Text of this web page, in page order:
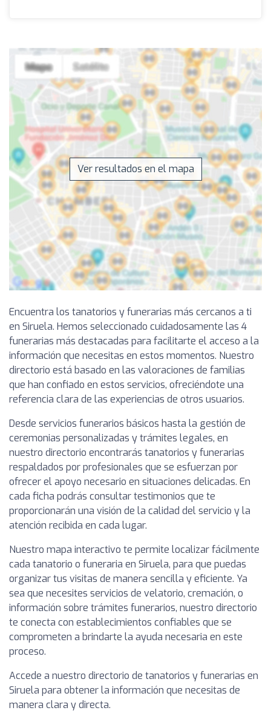
Ver resultados en el mapa
Encuentra los tanatorios y funerarias más cercanos a ti
en Siruela. Hemos seleccionado cuidadosamente las 4
funerarias más destacadas para facilitarte el acceso a la
información que necesitas en estos momentos. Nuestro
directorio está basado en las valoraciones de familias
que han confiado en estos servicios, ofreciéndote una
referencia clara de las experiencias de otros usuarios.
Desde servicios funerarios básicos hasta la gestión de
ceremonias personalizadas y trámites legales, en
nuestro directorio encontrarás tanatorios y funerarias
respaldados por profesionales que se esfuerzan por
ofrecer el apoyo necesario en situaciones delicadas. En
cada ficha podrás consultar testimonios que te
proporcionarán una visión de la calidad del servicio y la
atención recibida en cada lugar.
Nuestro mapa interactivo te permite localizar fácilmente
cada tanatorio o funeraria en Siruela, para que puedas
organizar tus visitas de manera sencilla y eficiente. Ya
sea que necesites servicios de velatorio, cremación, o
información sobre trámites funerarios, nuestro directorio
te conecta con establecimientos confiables que se
comprometen a brindarte la ayuda necesaria en este
proceso.
Accede a nuestro directorio de tanatorios y funerarias en
Siruela para obtener la información que necesitas de
manera clara y directa.